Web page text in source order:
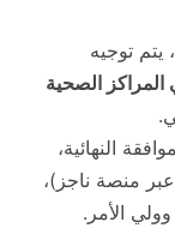
يتم توجيه
الصحية
النهائية،
منصة ناجز)،
الأمر.